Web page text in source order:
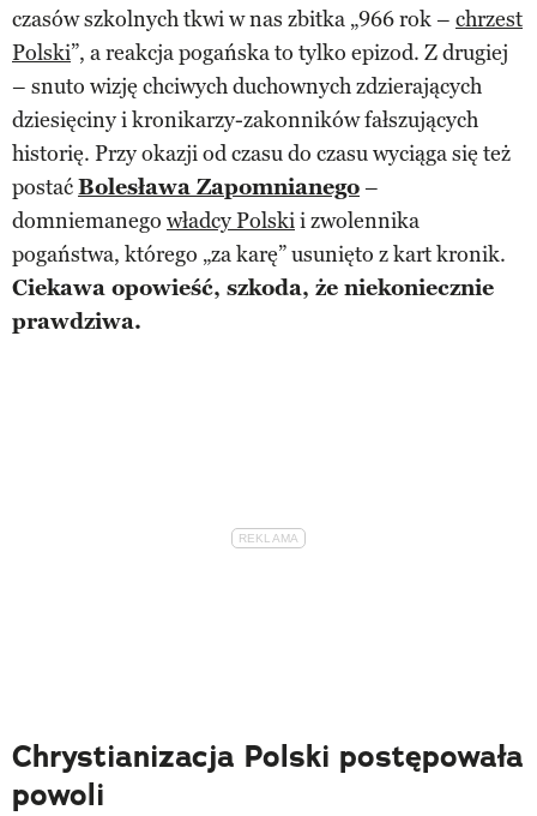
czasów szkolnych tkwi w nas zbitka „966 rok – chrzest
Polski”, a reakcja pogańska to tylko epizod. Z drugiej
– snuto wizję chciwych duchownych zdzierających
dziesięciny i kronikarzy-zakonników fałszujących
historię. Przy okazji od czasu do czasu wyciąga się też
postaćBolesława Zapomnianego–
domniemanego władcy Polskii zwolennika
pogaństwa, którego „za karę” usunięto z kart kronik.
Ciekawa opowieść, szkoda, że niekoniecznie
prawdziwa.
Chrystianizacja Polski postępowała
powoli